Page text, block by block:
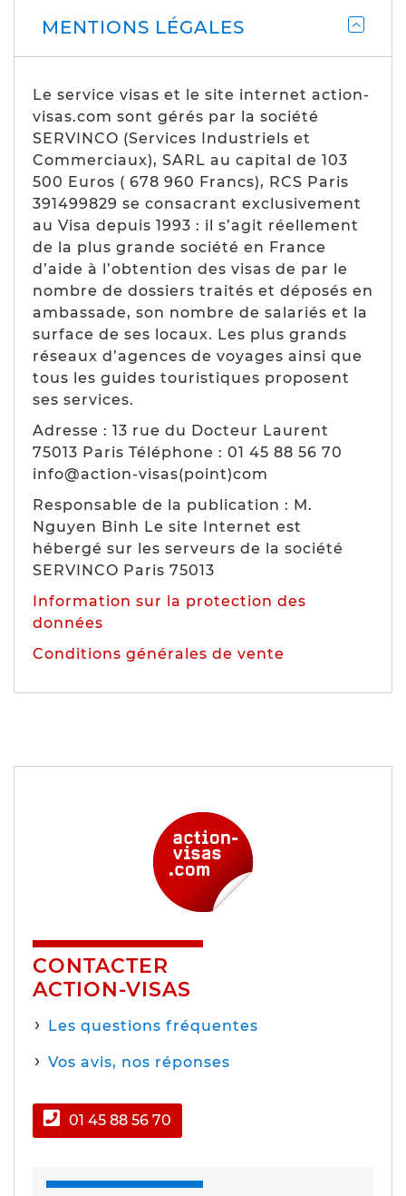
MENTIONS LÉGALES
Le service visas et le site internet action-
visas.com sont gérés par la société
SERVINCO (Services Industriels et
Commerciaux), SARL au capital de 103
500 Euros ( 678 960 Francs), RCS Paris
391499829 se consacrant exclusivement
au Visa depuis 1993 : il s’agit réellement
de la plus grande société en France
d’aide à l’obtention des visas de par le
nombre de dossiers traités et déposés en
ambassade, son nombre de salariés et la
surface de ses locaux. Les plus grands
réseaux d’agences de voyages ainsi que
tous les guides touristiques proposent
ses services.
Adresse : 13 rue du Docteur Laurent
75013 Paris Téléphone : 01 45 88 56 70
info@action-visas(point)com
Responsable de la publication : M.
Nguyen Binh Le site Internet est
hébergé sur les serveurs de la société
SERVINCO Paris 75013
Information sur la protection des
données
Conditions générales de vente
CONTACTER
ACTION-VISAS
Les questions fréquentes
Vos avis, nos réponses
01 45 88 56 70